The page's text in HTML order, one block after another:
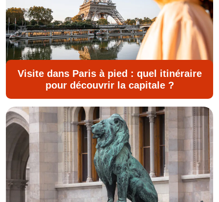
Visite dans Paris à pied : quel itinéraire
pour découvrir la capitale ?